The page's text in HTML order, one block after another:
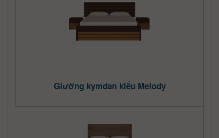
Giường kymdan kiểu Melody